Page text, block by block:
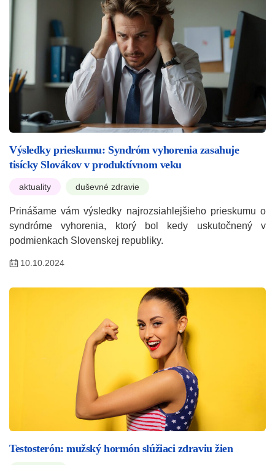
Výsledky prieskumu: Syndróm vyhorenia zasahuje
tisícky Slovákov v produktívnom veku
aktuality duševné zdravie
Prinášame vám výsledky najrozsiahlejšieho prieskumu o
syndróme vyhorenia, ktorý bol kedy uskutočnený v
podmienkach Slovenskej republiky.
10.10.2024
Testosterón: mužský hormón slúžiaci zdraviu žien